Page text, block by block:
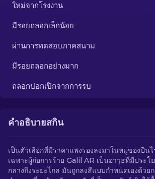
อื่น ๆ
ใหม่จากโรงงาน
มีรอยถลอกเล็กน้อย
ผ่านการทดสอบภาคสนาม
มีรอยถลอกอย่างมาก
ถลอกปอกเปิกจากการรบ
คำอธิบายสกิน
เป็นตัวเลือกที่มีราคาแพงรองลงมาในหมู่ของปืน
เฉพาะผู้ก่อการร้าย Galil AR เป็นอาวุธที่มีประโ
กลางถึงระยะไกล มันถูกลงสีแบบกำหนดเองด้ว